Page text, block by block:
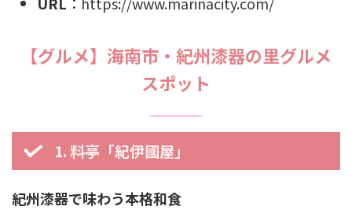
【グルメ】海南市・紀州漆器の里グルメ
スポット
1. 料亭「紀伊國屋」
紀州漆器で味わう本格和食